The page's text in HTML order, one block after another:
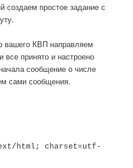
создаем простое задание с
вашего КВП направляем
принято и настроено
сообщение о числе
сами сообщения.
html; charset=utf-